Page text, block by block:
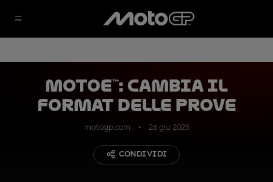
MotoE™: cambia il
format delle prove
motogp.com 26 giu 2025
CONDIVIDI